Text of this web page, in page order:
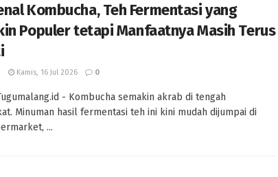
Kombucha, Teh Fermentasi yang
Populer tetapi Manfaatnya Masih Terus
Kamis, 16 Jul 2026 0
- Kombucha semakin akrab di tengah
Minuman hasil fermentasi teh ini kini mudah dijumpai di
...